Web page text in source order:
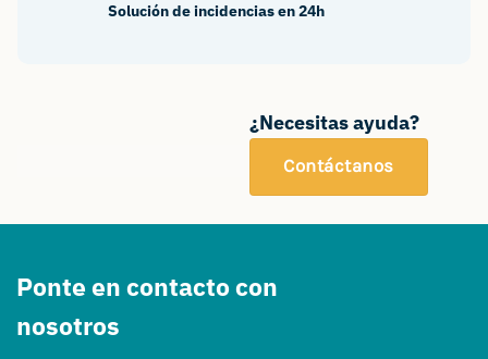
¿Necesitas ayuda?
Contáctanos
Solución de incidencias en 24h
Ponte en contacto con
nosotros